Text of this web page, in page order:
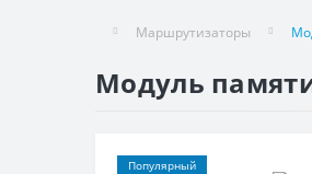
Маршрутизаторы
Модуль памяти
Популярный